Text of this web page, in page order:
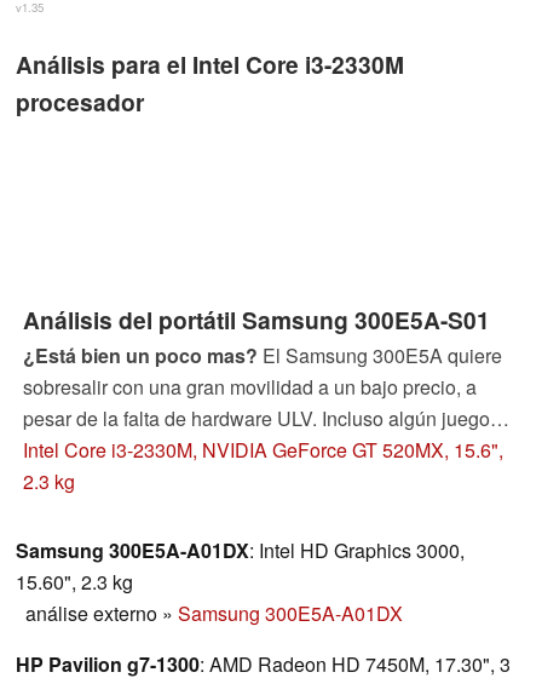
v1.35
Análisis para el Intel Core i3-2330M
procesador
Análisis del portátil Samsung 300E5A-S01
¿Está bien un poco mas? El Samsung 300E5A quiere
sobresalir con una gran movilidad a un bajo precio, a
pesar de la falta de hardware ULV. Incluso algún juego
ocasional no es problema para el portátil de oficina
gracias a la GPU intercambiable de Nvidia.
Intel Core i3-2330M, NVIDIA GeForce GT 520MX, 15.6",
2.3 kg
Samsung 300E5A-A01DX: Intel HD Graphics 3000,
15.60", 2.3 kg
análise externo » Samsung 300E5A-A01DX
HP Pavilion g7-1300: AMD Radeon HD 7450M, 17.30", 3